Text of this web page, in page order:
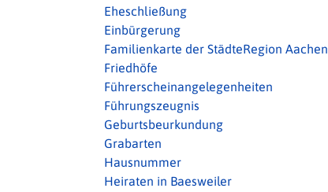
Eheschließung
Einbürgerung
Familienkarte der StädteRegion Aachen
Friedhöfe
Führerscheinangelegenheiten
Führungszeugnis
Geburtsbeurkundung
Grabarten
Hausnummer
Heiraten in Baesweiler